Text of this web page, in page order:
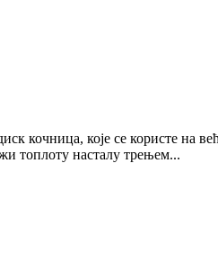
кочница, које се користе на
топлоту насталу трењем...